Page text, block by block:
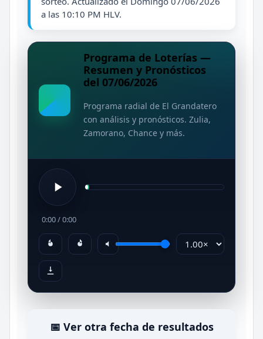
a las 10:10 PM HLV.
Programa de Loterías —
Resumen y Pronósticos
del 07/06/2026
Programa radial de El Grandatero
con análisis y pronósticos. Zulia,
Zamorano, Chance y más.
0:00/0:00
📅 Ver otra fecha de resultados